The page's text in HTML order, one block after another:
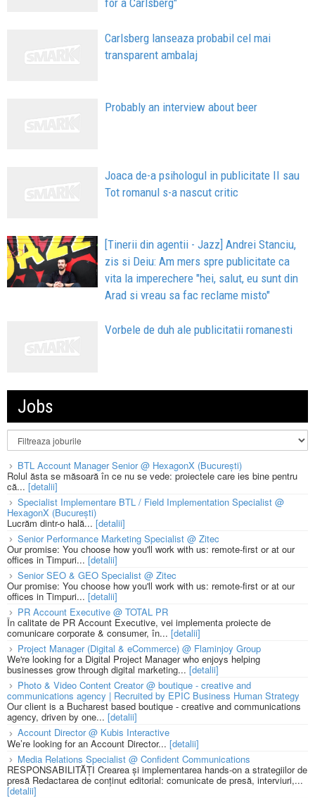
for a Carlsberg"
Carlsberg lanseaza probabil cel mai
transparent ambalaj
Probably an interview about beer
Joaca de-a psihologul in publicitate II sau
Tot romanul s-a nascut critic
[Tinerii din agentii - Jazz] Andrei Stanciu,
zis si Deiu: Am mers spre publicitate ca
vita la imperechere "hei, salut, eu sunt din
Arad si vreau sa fac reclame misto"
Vorbele de duh ale publicitatii romanesti
Jobs
BTL Account Manager Senior @ HexagonX (București)
Rolul ăsta se măsoară în ce nu se vede: proiectele care ies bine pentru
că... [detalii]
Specialist Implementare BTL / Field Implementation Specialist @
HexagonX (București)
Lucrăm dintr-o hală...[detalii]
Senior Performance Marketing Specialist @ Zitec
Our promise: You choose how you'll work with us: remote-first or at our
offices in Timpuri... [detalii]
Senior SEO & GEO Specialist @ Zitec
Our promise: You choose how you'll work with us: remote-first or at our
offices in Timpuri... [detalii]
PR Account Executive @ TOTAL PR
În calitate de PR Account Executive, vei implementa proiecte de
comunicare corporate & consumer, în... [detalii]
Project Manager (Digital & eCommerce) @ Flaminjoy Group
We're looking for a Digital Project Manager who enjoys helping
businesses grow through digital marketing... [detalii]
Photo & Video Content Creator @ boutique - creative and
communications agency | Recruited by EPIC Business Human Strategy
Our client is a Bucharest based boutique - creative and communications
agency, driven by one... [detalii]
Account Director @ Kubis Interactive
We’re looking for an Account Director... [detalii]
Media Relations Specialist @ Confident Communications
RESPONSABILITĂȚI Crearea și implementarea hands-on a strategiilor de
presă Redactarea de conținut editorial: comunicate de presă, interviuri,...
[detalii]